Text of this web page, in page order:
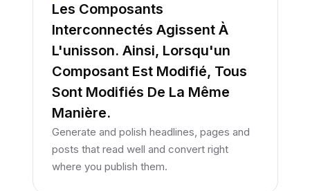
Les Composants
Interconnectés Agissent À
L'unisson. Ainsi, Lorsqu'un
Composant Est Modifié, Tous
Sont Modifiés De La Même
Manière.
Generate and polish headlines, pages and
posts that read well and convert right
where you publish them.